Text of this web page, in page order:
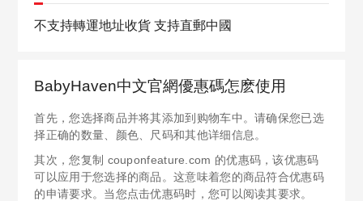
不支持轉運地址收貨 支持直郵中國
BabyHaven中文官網優惠碼怎麽使用
首先，您选择商品并将其添加到购物车中。请确保您已选
择正确的数量、颜色、尺码和其他详细信息。
其次，您复制 couponfeature.com 的优惠码，该优惠码
可以应用于您选择的商品。这意味着您的商品符合优惠码
的申请要求。当您点击优惠码时，您可以阅读其要求。